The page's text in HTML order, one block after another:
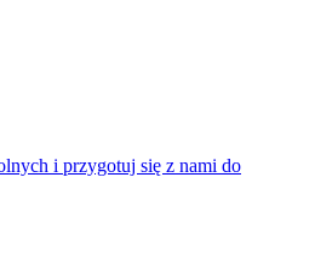
i przygotuj się z nami do